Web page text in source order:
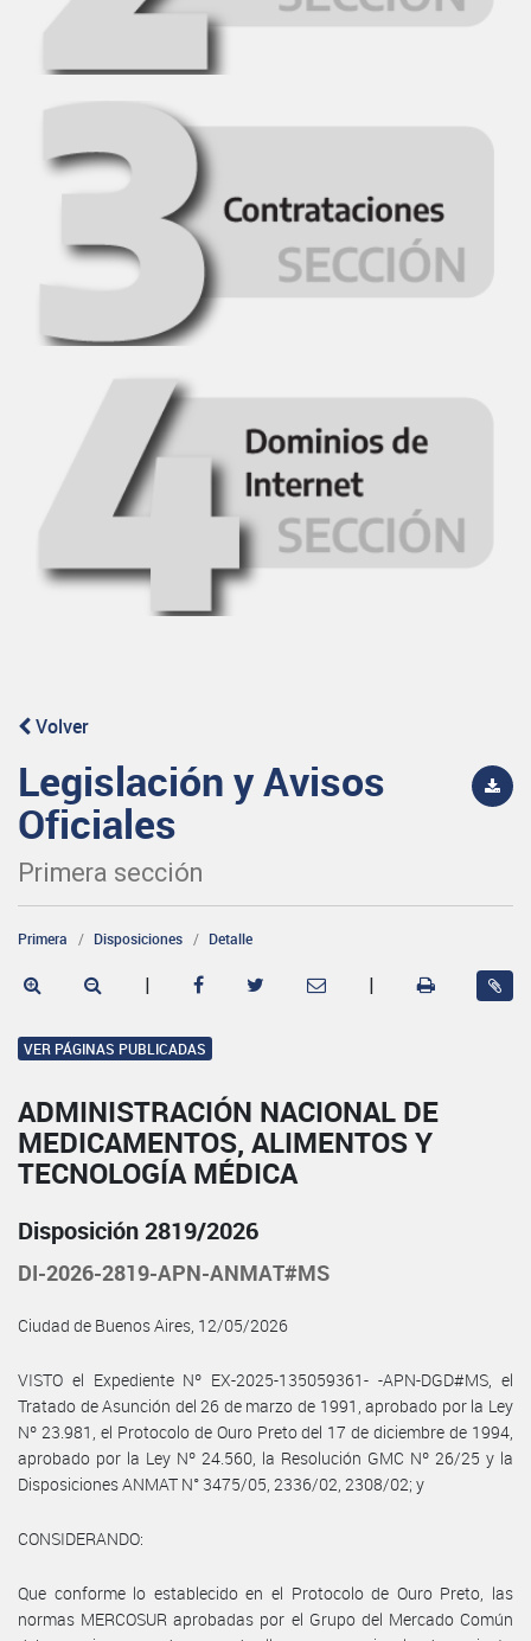
Volver
Legislación y Avisos
Oficiales
Primera sección
Primera Disposiciones Detalle
| |
VER PÁGINAS PUBLICADAS
ADMINISTRACIÓN NACIONAL DE
MEDICAMENTOS, ALIMENTOS Y
TECNOLOGÍA MÉDICA
Disposición 2819/2026
DI-2026-2819-APN-ANMAT#MS
Ciudad de Buenos Aires, 12/05/2026
VISTO el Expediente Nº EX-2025-135059361- -APN-DGD#MS, el
Tratado de Asunción del 26 de marzo de 1991, aprobado por la Ley
Nº 23.981, el Protocolo de Ouro Preto del 17 de diciembre de 1994,
aprobado por la Ley Nº 24.560, la Resolución GMC Nº 26/25 y la
Disposiciones ANMAT N° 3475/05, 2336/02, 2308/02; y
CONSIDERANDO:
Que conforme lo establecido en el Protocolo de Ouro Preto, las
normas MERCOSUR aprobadas por el Grupo del Mercado Común